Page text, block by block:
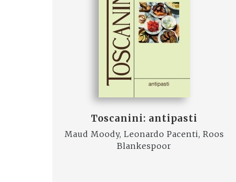
Toscanini: antipasti
Maud Moody, Leonardo Pacenti, Roos
Blankespoor